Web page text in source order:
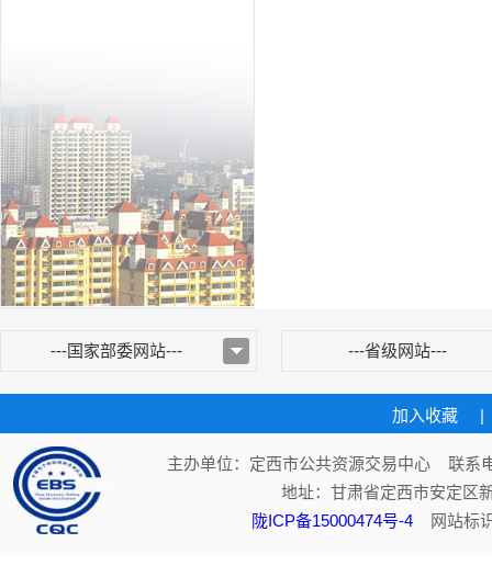
---国家部委网站--- ---省级网站---
加入收藏 |
主办单位：定西市公共资源交易中心 联系
地址：甘肃省定西市安定
陇ICP备15000474号-4 网站标